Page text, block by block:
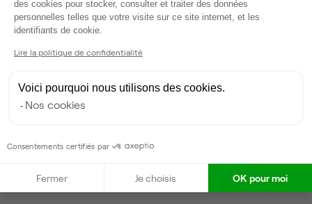
Partenaire depuis 2022
Répond en quelques heures
Taux de réponse : 20%
des cookies pour stocker, consulter et traiter des données
personnelles telles que votre visite sur ce site internet, et les
identifiants de cookie.
Lire la politique de confidentialité
Voici pourquoi nous utilisons des cookies.
Nos cookies
Consentements certifiés par
Fermer Je choisis OK pour moi